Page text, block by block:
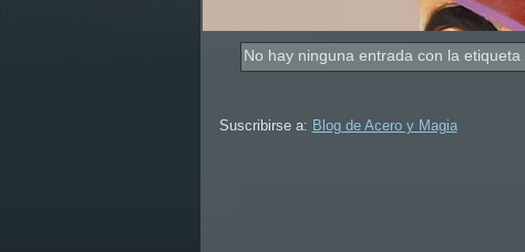
No hay ninguna entrada con la etiqueta
Suscribirse a: Blog de Acero y Magia